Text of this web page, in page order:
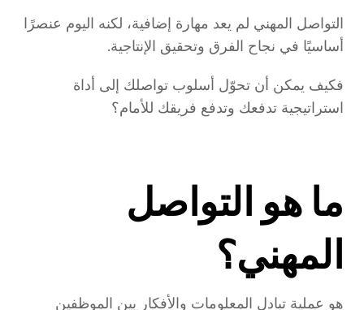
التواصل المهني لم يعد مهارة إضافية، لكنه اليوم عنصرًا
أساسيًا في نجاح الفرق وتحقيق الإنتاجية.
فكيف يمكن أن تحوّل أسلوب تواصلك إلى أداة
استراتيجية تدفعك وتدفع فريقك للأمام؟
ما هو التواصل
المهني؟
هو عملية تبادل المعلومات والأفكار بين الموظفين